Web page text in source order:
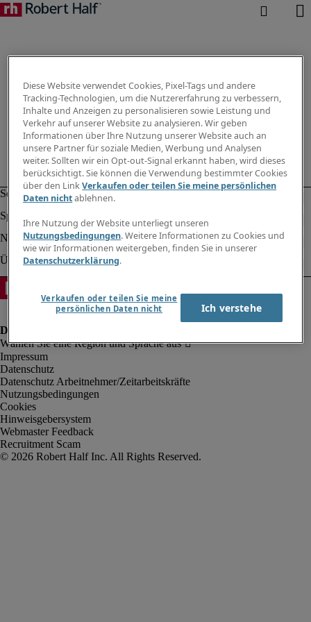
Impressum
Datenschutz
Datenschutz Arbeitnehmer/Zeitarbeitskräfte
Nutzungsbedingungen
Cookies
Hinweisgebersystem
Webmaster Feedback
Recruitment Scam
Diese Website verwendet Cookies, Pixel-Tags und andere
Tracking-Technologien, um die Nutzererfahrung zu verbessern,
Inhalte und Anzeigen zu personalisieren sowie Leistung und
Verkehr auf unserer Website zu analysieren. Wir geben
Informationen über Ihre Nutzung unserer Website auch an
unsere Partner für soziale Medien, Werbung und Analysen
weiter. Sollten wir ein Opt-out-Signal erkannt haben, wird dieses
berücksichtigt. Sie können die Verwendung bestimmter Cookies
über den LinkVerkaufen oder teilen Sie meine persönlichen
Daten nichtablehnen.
Ihre Nutzung der Website unterliegt unseren
Nutzungsbedingungen. Weitere Informationen zu Cookies und
wie wir Informationen weitergeben, finden Sie in unserer
Datenschutzerklärung.
Verkaufen oder teilen Sie meine
persönlichen Daten nicht
Ich verstehe